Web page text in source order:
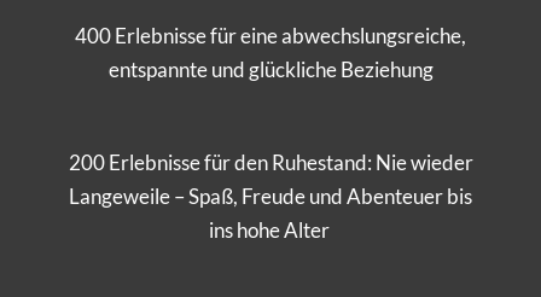
400 Erlebnisse für eine abwechslungsreiche,
entspannte und glückliche Beziehung
200 Erlebnisse für den Ruhestand: Nie wieder
Langeweile – Spaß, Freude und Abenteuer bis
ins hohe Alter